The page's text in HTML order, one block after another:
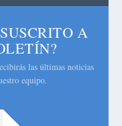
A
las últimas noticias
equipo.